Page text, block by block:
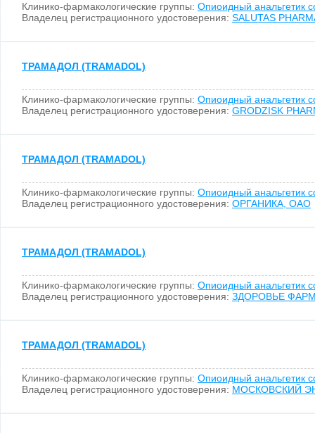
Клинико-фармакологические группы: Опиоидный анальгетик
Владелец регистрационного удостоверения: SALUTAS
ТРАМАДОЛ (TRAMADOL)
Клинико-фармакологические группы: Опиоидный анальгетик
Владелец регистрационного удостоверения: GRODZISK
ТРАМАДОЛ (TRAMADOL)
Клинико-фармакологические группы: Опиоидный анальгетик
Владелец регистрационного удостоверения: ОРГАНИКА, ОАО
ТРАМАДОЛ (TRAMADOL)
Клинико-фармакологические группы: Опиоидный анальгетик
Владелец регистрационного удостоверения: ЗДОРОВЬЕ
ТРАМАДОЛ (TRAMADOL)
Клинико-фармакологические группы: Опиоидный анальгетик
Владелец регистрационного удостоверения: МОСКОВСКИЙ